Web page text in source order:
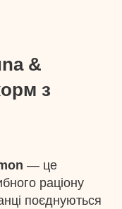
&
з
— це
раціону
поєднуються